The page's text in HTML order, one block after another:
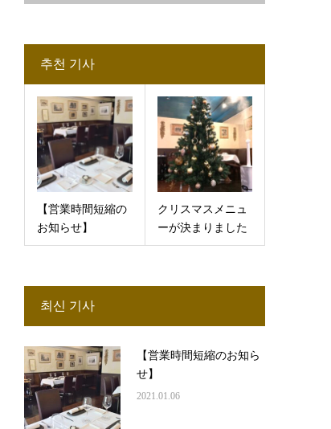
추천 기사
【営業時間短縮の
お知らせ】
クリスマスメニュ
ーが決まりました
최신 기사
【営業時間短縮のお知ら
せ】
2021.01.06